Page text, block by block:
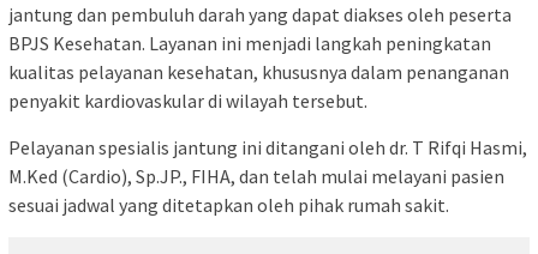
jantung dan pembuluh darah yang dapat diakses oleh peserta
BPJS Kesehatan. Layanan ini menjadi langkah peningkatan
kualitas pelayanan kesehatan, khususnya dalam penanganan
penyakit kardiovaskular di wilayah tersebut.
Pelayanan spesialis jantung ini ditangani oleh dr. T Rifqi Hasmi,
M.Ked (Cardio), Sp.JP., FIHA, dan telah mulai melayani pasien
sesuai jadwal yang ditetapkan oleh pihak rumah sakit.